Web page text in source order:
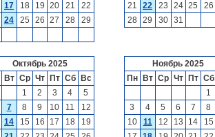
17 18 19 20 21
22
24 25 26 27 28
29
21
22 23 24 25 26
28
29 30 31
Октябрь 2025
Вт Ср Чт Пт Сб
Вс
1
2 3 4
5
7 8 9 10 11
12
14 15 16 17 18
19
Ноябрь 2025
Пн
Вт Ср Чт Пт Сб
1
3
4 5 6 7 8
10
11 12 13 14 15